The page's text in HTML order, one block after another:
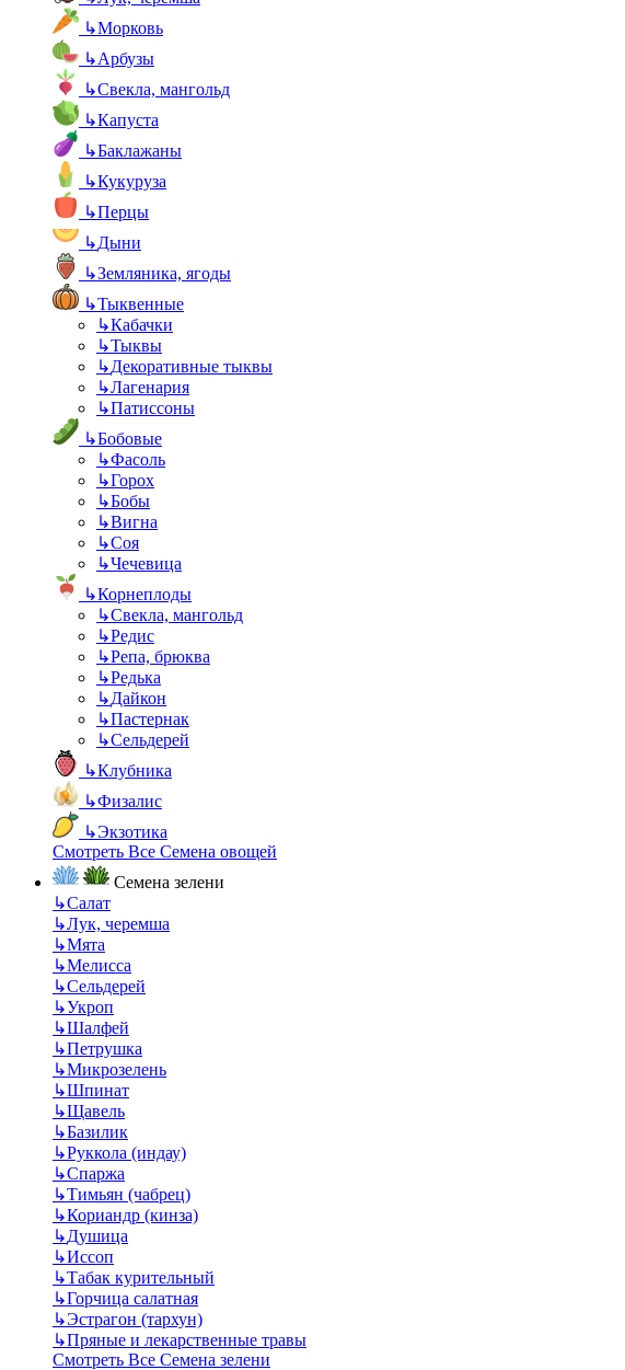
↳Морковь
↳Арбузы
↳Свекла, мангольд
↳Капуста
↳Баклажаны
↳Кукуруза
↳Перцы
↳Дыни
↳Земляника, ягоды
↳Тыквенные
↳Кабачки
↳Тыквы
↳Декоративные тыквы
↳Лагенария
↳Патиссоны
↳Бобовые
↳Фасоль
↳Горох
↳Бобы
↳Вигна
↳Соя
↳Чечевица
↳Корнеплоды
↳Свекла, мангольд
↳Редис
↳Репа, брюква
↳Редька
↳Дайкон
↳Пастернак
↳Сельдерей
↳Клубника
↳Физалис
↳Экзотика
Смотреть Все Семена овощей
Семена зелени
↳Салат
↳Лук, черемша
↳Мята
↳Мелисса
↳Сельдерей
↳Укроп
↳Шалфей
↳Петрушка
↳Микрозелень
↳Шпинат
↳Щавель
↳Базилик
↳Руккола (индау)
↳Спаржа
↳Тимьян (чабрец)
↳Кориандр (кинза)
↳Душица
↳Иссоп
↳Табак курительный
↳Горчица салатная
↳Эстрагон (тархун)
↳Пряные и лекарственные травы
Смотреть Все Семена зелени